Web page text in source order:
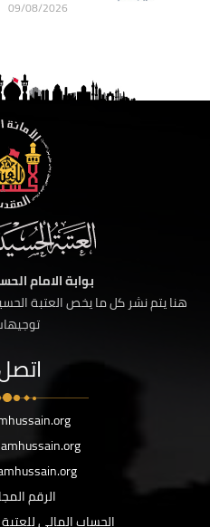
09/08/2026
بوابة الامام
هنا يتم نشر كل ما يخص العتبة
الرقم
الحساب المالي